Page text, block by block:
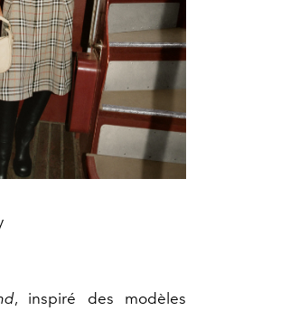
, inspiré des modèles